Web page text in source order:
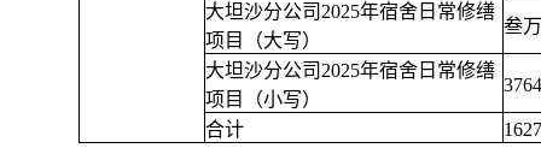
大坦沙分公司2025年宿舍日常修缮
项目（大写）
叁
大坦沙分公司2025年宿舍日常修缮
项目（小写）
合计